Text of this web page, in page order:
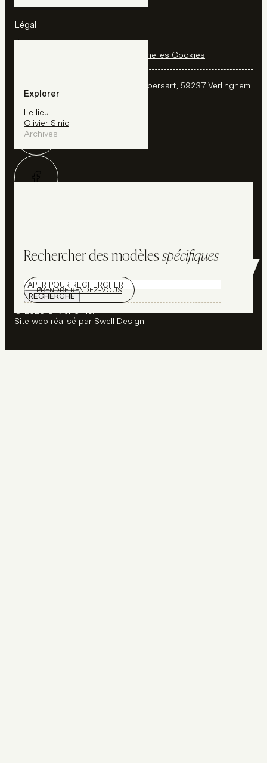
PRENDRE RENDEZ-VOUS
Explorer
Le lieu
Olivier Sinic
Archives
Rechercher des modèlesspécifiques
Rechercher
RECHERCHE
Légal
Données personnelles Cookies
Le Château Blanc - 20 rue de Lambersart, 59237 Verlinghem
Contact :
© 2026 Olivier Sinic.
Site web réalisé par Swell Design